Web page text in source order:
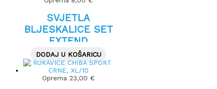
SVJETLA
BLJESKALICE SET
EXTEND
FROGGIES – ROZA
DODAJ U KOŠARICU
Oprema 23,00 €